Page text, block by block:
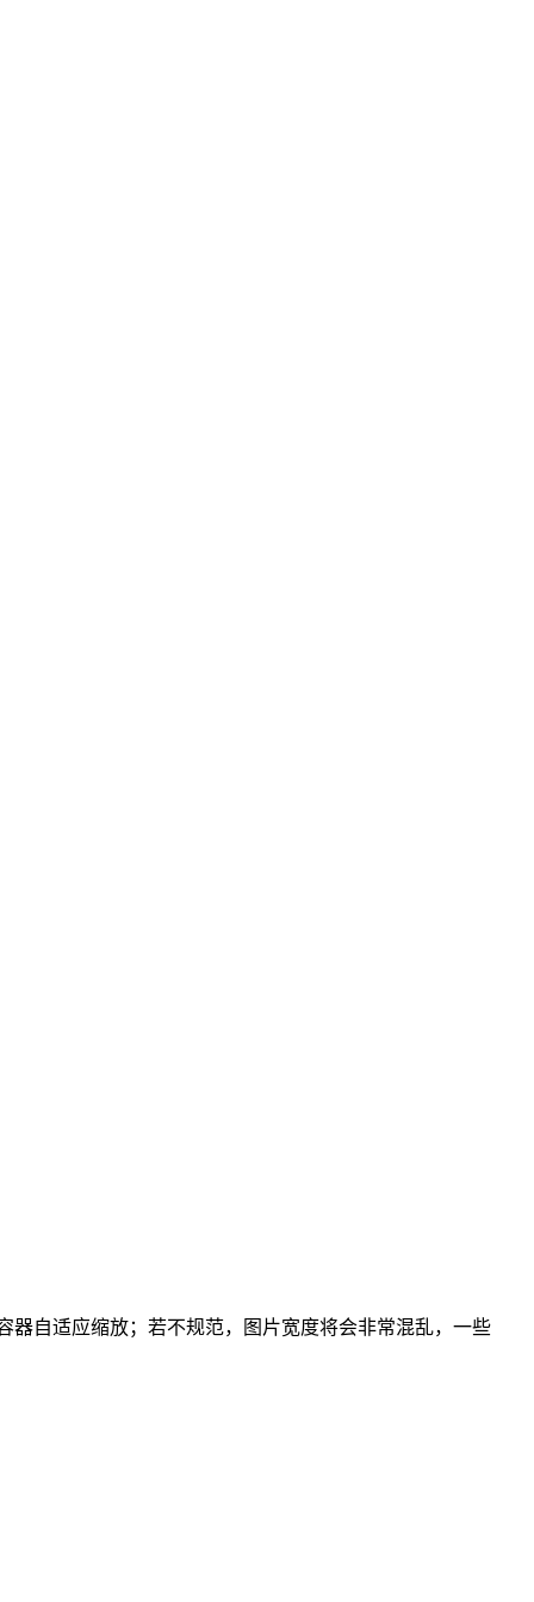
器自适应缩放；若不规范，图片宽度将会非常混乱，一些